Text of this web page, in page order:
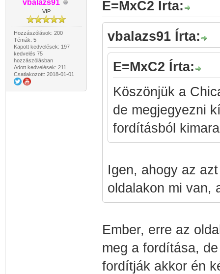
vbalazs91
VIP
Hozzászólások: 200
Témák: 5
Kapott kedvelések: 197
kedvelés 75
hozzászólásban
Adott kedvelések: 211
Csatlakozott: 2018-01-01
E=MxC2 Írta:
vbalazs91 Írta:
E=MxC2 Írta:
Köszönjük a
de megjegyezni
fordításból
Igen, ahogy az
oldalakon mi van,
Ember, erre az
meg a fordítása,
fordítják akkor én